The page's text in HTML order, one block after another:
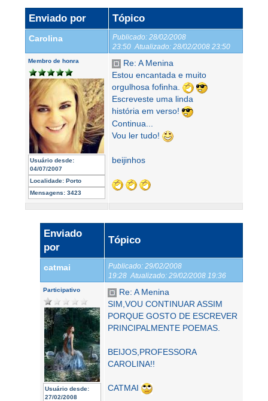
Enviado por Tópico
Carolina Publicado: 28/02/2008
23:50 Atualizado: 28/02/2008 23:50
Membro de honra
Usuário desde:
04/07/2007
Localidade: Porto
Mensagens: 3423
Re: A Menina
Estou encantada e muito
orgulhosa fofinha.
Escreveste uma linda
história em verso!
Continua...
Vou ler tudo!
beijinhos
Enviado
por
Tópico
catmai Publicado: 29/02/2008
19:28 Atualizado: 29/02/2008 19:36
Participativo
Usuário desde:
27/02/2008
Re: A Menina
SIM,VOU CONTINUAR ASSIM
PORQUE GOSTO DE ESCREVER
PRINCIPALMENTE POEMAS.
BEIJOS,PROFESSORA
CAROLINA!!
CATMAI